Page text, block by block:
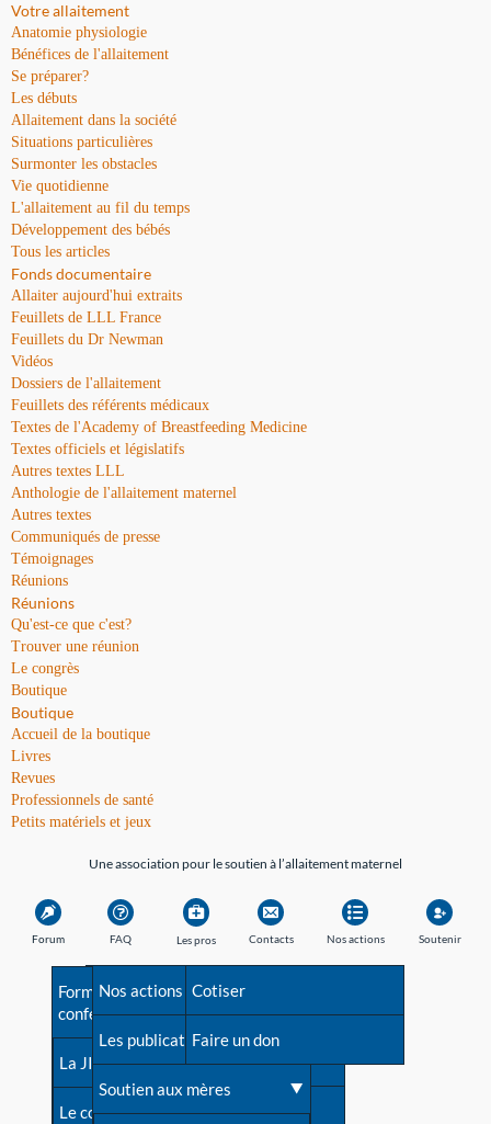
Votre allaitement
Anatomie physiologie
Bénéfices de l'allaitement
Se préparer?
Les débuts
Allaitement dans la société
Situations particulières
Surmonter les obstacles
Vie quotidienne
L'allaitement au fil du temps
Développement des bébés
Tous les articles
Fonds documentaire
Allaiter aujourd'hui extraits
Feuillets de LLL France
Feuillets du Dr Newman
Vidéos
Dossiers de l'allaitement
Feuillets des référents médicaux
Textes de l'Academy of Breastfeeding Medicine
Textes officiels et législatifs
Autres textes LLL
Anthologie de l'allaitement maternel
Autres textes
Communiqués de presse
Témoignages
Réunions
Réunions
Qu'est-ce que c'est?
Trouver une réunion
Le congrès
Boutique
Boutique
Accueil de la boutique
Livres
Revues
Professionnels de santé
Petits matériels et jeux
Une association pour le soutien à l’allaitement maternel
Forum FAQ
Avant la naissance
Les débuts
Une difficulté d'allaitement ?
Les pros
Formations et
conférences
La JIA
Le congrès
Contacts
Besoin d'aide?
Répertoire de tous les
contacts
Contact presse
Nos actions
Nos actions
Les publications
Soutien aux mères
Soutenir
Cotiser
Faire un don